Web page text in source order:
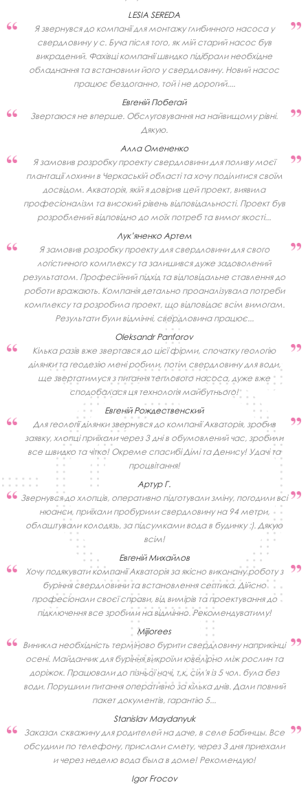
LESIA SEREDA
Я звернувся до компанії для монтажу глибинного насоса у
свердловину у с. Буча після того, як мій старий насос був
викрадений. Фахівці компанії швидко підібрали необхідне
обладнання та встановили його у свердловину. Новий насос
працює бездоганно, той і не дорогий....
Евгеній Побегай
Звертаюся не вперше. Обслуговування на найвищому рівні.
Дякую.
Алла Омененко
Я замовив розробку проекту свердловини для поливу моєї
плантації лохини в Черкаській області та хочу поділитися своїм
досвідом. Акваторія, якій я довірив цей проект, виявила
професіоналізм та високий рівень відповідальності. Проект був
розроблений відповідно до моїх потреб та вимог якості...
Лук’яненко Артем
Я замовив розробку проекту для свердловини для свого
логістичного комплексу та залишився дуже задоволений
результатом. Професійний підхід та відповідальне ставлення до
роботи вражають. Компанія детально проаналізувала потреби
комплексу та розробила проект, що відповідає всім вимогам.
Результати були відмінні, свердловина працює...
Oleksandr Panforov
Кілька разів вже звертався до цієї фірми, спочатку геологію
ділянки та геодезію мені робили, потім свердловину для води,
ще звертатимуся з питання теплового насоса, дуже вже
сподобалася ця технологія майбутнього!
Евгеній Рождественский
Для геології ділянки звернувся до компанії Акваторія, зробив
заявку, хлопці приїхали через 3 дні в обумовлений час, зробили
все швидко та чітко! Окреме спасибі Дімі та Денису! Удачі та
процвітання!
Артур Г.
Звернувся до хлопців, оперативно підготували зміну, погодили всі
нюанси, приїхали пробурили свердловину на 94 метри,
облаштували колодязь, за підсумками вода в будинку :). Дякую
всім!
Евгеній Михайлов
Хочу подякувати компанії Акваторія за якісно виконану роботу з
буріння свердловини та встановлення септика. Дійсно
професіонали своєї справи, від вимірів та проектування до
підключення все зробили на відмінно. Рекомендуватиму!
Mijiorees
Виникла необхідність терміново бурити свердловину наприкінці
осені. Майданчик для буріння викроїли ювелірно між рослин та
доріжок. Працювали до пізньої ночі, т.к. сім'я із 5 чол. була без
води. Порушили питання оперативно за кілька днів. Дали повний
пакет документів, гарантію 5...
Stanislav Maydanyuk
Заказал скважину для родителей на даче, в селе Бабинцы. Все
обсудили по телефону, прислали смету, через 3 дня приехали
и через неделю вода была в доме! Рекомендую!
Igor Frocov